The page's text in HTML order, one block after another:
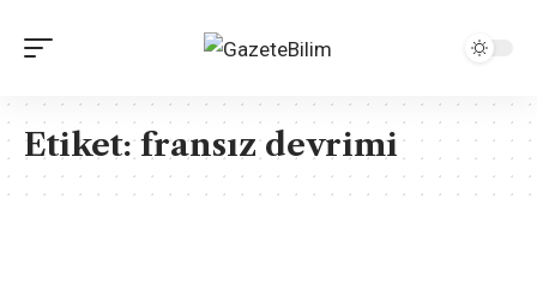
Etiket:fransız devrimi